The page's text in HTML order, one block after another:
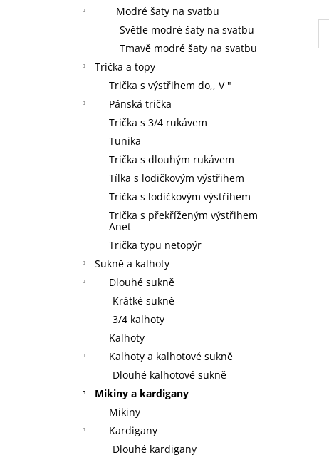
Modré šaty na svatbu
Světle modré šaty na svatbu
Tmavě modré šaty na svatbu
Trička a topy
Trička s výstřihem do,, V "
Pánská trička
Trička s 3/4 rukávem
Tunika
Trička s dlouhým rukávem
Tílka s lodičkovým výstřihem
Trička s lodičkovým výstřihem
Trička s překříženým výstřihem
Anet
Trička typu netopýr
Sukně a kalhoty
Dlouhé sukně
Krátké sukně
3/4 kalhoty
Kalhoty
Kalhoty a kalhotové sukně
Dlouhé kalhotové sukně
Mikiny a kardigany
Mikiny
Kardigany
Dlouhé kardigany